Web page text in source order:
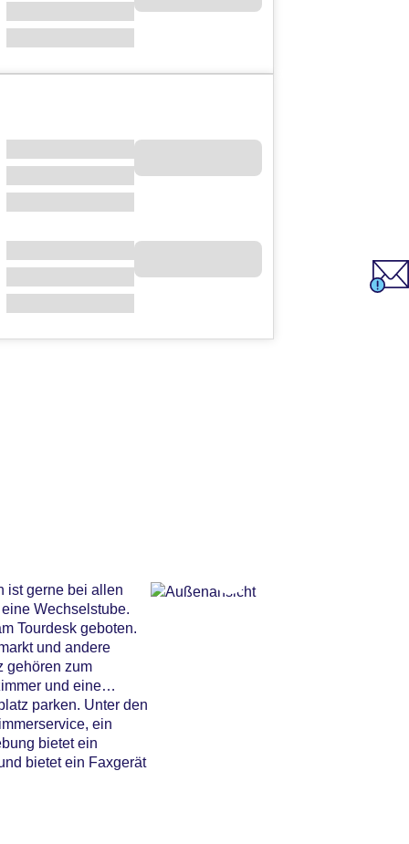
ist gerne bei allen
Wechselstube.
Tourdesk geboten.
und andere
gehören zum
und eine
parken. Unter den
ein
bietet ein
bietet ein Faxgerät